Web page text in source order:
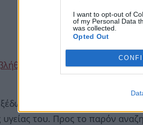
I want to opt-out of
of my Personal Data
was collected.
Opted Out
σε χειρουργείο μετά το
η παραγωγή
υγείας του. Προς το παρόν